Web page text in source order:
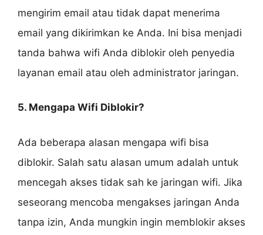
mengirim email atau tidak dapat menerima
email yang dikirimkan ke Anda. Ini bisa menjadi
tanda bahwa wifi Anda diblokir oleh penyedia
layanan email atau oleh administrator jaringan.
5. Mengapa Wifi Diblokir?
Ada beberapa alasan mengapa wifi bisa
diblokir. Salah satu alasan umum adalah untuk
mencegah akses tidak sah ke jaringan wifi. Jika
seseorang mencoba mengakses jaringan Anda
tanpa izin, Anda mungkin ingin memblokir akses